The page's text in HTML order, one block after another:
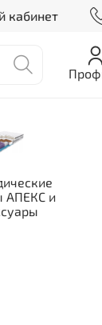
кабинет
АПЕКС и